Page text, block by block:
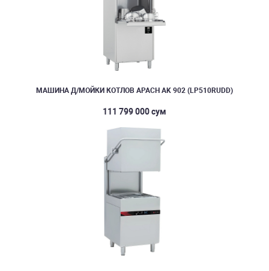
МАШИНА Д/МОЙКИ КОТЛОВ APACH AK 902 (LP510RUDD)
111 799 000 сум